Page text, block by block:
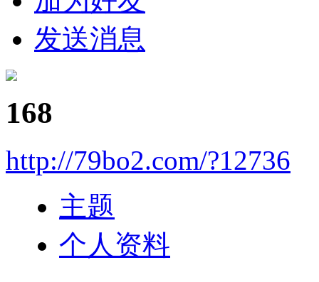
发送消息
168
http://79bo2.com/?12736
主题
个人资料